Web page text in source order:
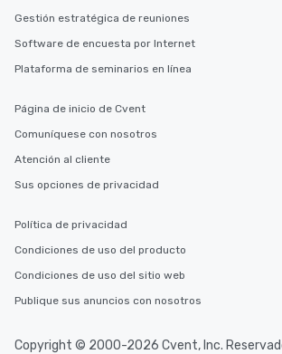
Gestión estratégica de reuniones
Software de encuesta por Internet
Plataforma de seminarios en línea
Página de inicio de Cvent
Comuníquese con nosotros
Atención al cliente
Sus opciones de privacidad
Política de privacidad
Condiciones de uso del producto
Condiciones de uso del sitio web
Publique sus anuncios con nosotros
Copyright © 2000-2026 Cvent, Inc.